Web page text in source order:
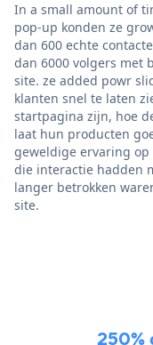
In a small amount of
pop-up konden ze
dan 600 echte
dan 6000 volgers met
site. ze added powr
klanten snel te laten
startpagina zijn, hoe
laat hun producten
geweldige ervaring
die interactie hadden
langer betrokken
site.
250%